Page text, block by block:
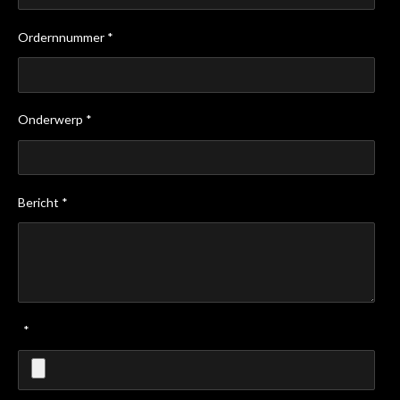
Ordernnummer *
Onderwerp *
Bericht *
*